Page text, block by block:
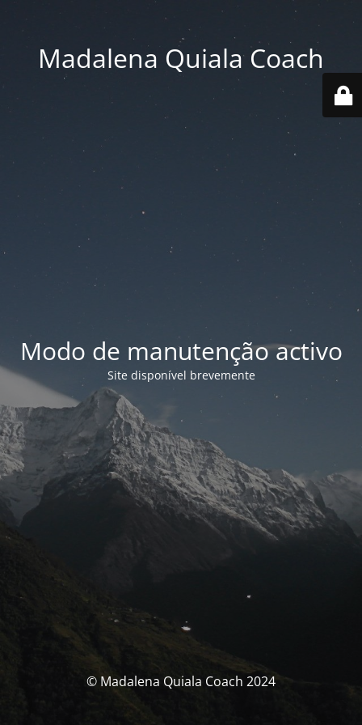
Madalena Quiala Coach
Modo de manutenção activo
Site disponível brevemente
© Madalena Quiala Coach 2024